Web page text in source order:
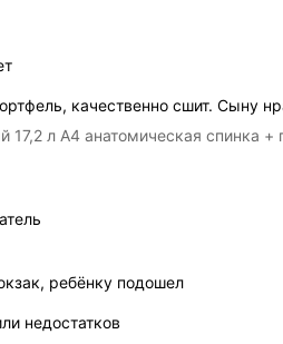
качественно сшит. Сыну
л А4 анатомическая спинка +
ребёнку подошел
недостатков